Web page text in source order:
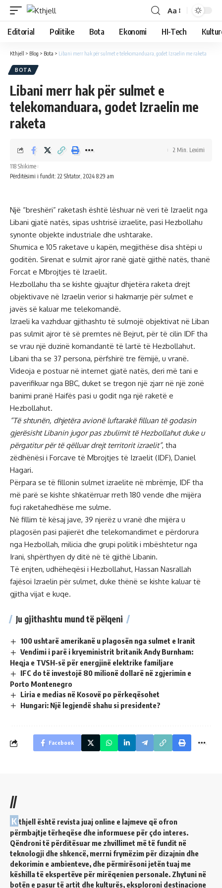
Aa
Editorial Politike Bota Ekonomi HI-Tech
Kthjell > Blog > Bota > Libani merr hak për sulmet e telekomanduara, godet Izraelin me raketa
BOTA
Libani merr hak për sulmet e
telekomanduara, godet Izraelin me
raketa
Përditësimi i fundit: 22 Shtator, 2024 8:29 am
118 Shikime
2 Min. Leximi
Një “breshëri” raketash është lëshuar në veri të Izraelit nga
Libani gjatë natës, sipas ushtrisë izraelite, pasi Hezbollahu
synonte objekte industriale dhe ushtarake.
Shumica e 105 raketave u kapën, megjithëse disa shtëpi u
goditën. Sirenat e sulmit ajror ranë gjatë gjithë natës, thanë
Forcat e Mbrojtjes të Izraelit.
Hezbollahu tha se kishte gjuajtur dhjetëra raketa drejt
objektivave në Izraelin verior si hakmarrje për sulmet e
javës së kaluar me telekomandë.
Izraeli ka vazhduar gjithashtu të sulmojë objektivat në Liban
pas sulmit ajror të së premtes në Bejrut, për të cilin IDF tha
se vrau një duzinë komandantë të lartë të Hezbollahut.
Libani tha se 37 persona, përfshirë tre fëmijë, u vranë.
Videoja e postuar në internet gjatë natës, deri më tani e
paverifikuar nga BBC, duket se tregon një zjarr në një zonë
banimi pranë Haifës pasi u godit nga një raketë e
Hezbollahut.
“Të shtunën, dhjetëra avionë luftarakë filluan të godasin
gjerësisht Libanin jugor pas zbulimit të Hezbollahut duke u
përgatitur për të qëlluar drejt territorit izraelit”, tha
zëdhënësi i Forcave të Mbrojtjes të Izraelit (IDF), Daniel
Hagari.
Përpara se të fillonin sulmet izraelite në mbrëmje, IDF tha
më parë se kishte shkatërruar rreth 180 vende dhe mijëra
fuçi raketahedhëse me sulme.
Në fillim të kësaj jave, 39 njerëz u vranë dhe mijëra u
plagosën pasi pajierët dhe telekomandimet e përdorura
nga Hezbollah, milicia dhe grupi politik i mbështetur nga
Irani, shpërthyen dy ditë në të gjithë Libanin.
Të enjten, udhëheqësi i Hezbollahut, Hassan Nasrallah
fajësoi Izraelin për sulmet, duke thënë se kishte kaluar të
gjitha vijat e kuqe.
Ju gjithashtu mund të pëlqeni
100 ushtarë amerikanë u plagosën nga sulmet e Iranit
Vendimi i parë i kryeministrit britanik Andy Burnham:
Heqja e TVSH-së për energjinë elektrike familjare
IFC do të investojë 80 milionë dollarë në zgjerimin e
Porto Montenegro
Liria e medias në Kosovë po përkeqësohet
Hungari: Një legjendë shahu si presidente?
Facebook
//
K thjell është revista juaj online e lajmeve që ofron
përmbajtje tërheqëse dhe informuese për çdo interes.
Qëndroni të përditësuar me zhvillimet më të fundit në
teknologji dhe shkencë, merrni frymëzim për dizajnin dhe
dekorimin e ambienteve, dhe përmirësoni jetën tuaj me
këshilla të ekspertëve për mirëqenien personale. Zhytuni në
botën e pasur të artit dhe kulturës, eksploroni destinacione